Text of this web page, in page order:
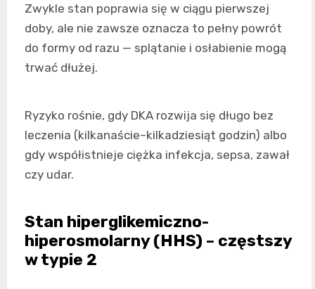
Zwykle stan poprawia się w ciągu pierwszej
doby, ale nie zawsze oznacza to pełny powrót
do formy od razu — splątanie i osłabienie mogą
trwać dłużej.
Ryzyko rośnie, gdy DKA rozwija się długo bez
leczenia (kilkanaście–kilkadziesiąt godzin) albo
gdy współistnieje ciężka infekcja, sepsa, zawał
czy udar.
Stan hiperglikemiczno-
hiperosmolarny (HHS) – częstszy
w typie 2